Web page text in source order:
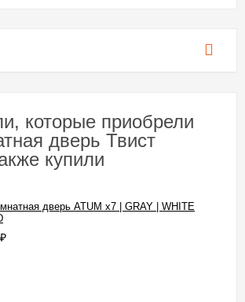
которые приобрели
дверь Твист
купили
дверь ATUM x7 | GRAY | WHITE
₽